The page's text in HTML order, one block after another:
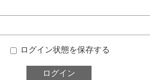
ログイン状態を保存する